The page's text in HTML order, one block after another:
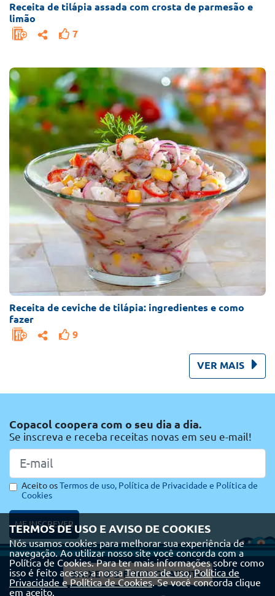
Receita de tilápia assada com crosta de parmesão e
limão
7
Receita de ceviche de tilápia: ingredientes e como
fazer
9
VER MAIS
TERMOS DE USO E AVISO DE COOKIES
Nós usamos cookies para melhorar sua experiência de
navegação. Ao utilizar nosso site você concorda com a
Política de Cookies. Para ter mais informações sobre como
isso é feito acesse a nossaTermos de uso, Política de
Privacidade e Política de Cookies. Se você concorda clique
em aceito.
Copacol coopera com o seu dia a dia.
Se inscreva e receba receitas novas em seu e-mail!
Aceito osTermos de uso, Política de Privacidade e Política de
Cookies
ME INSCREVER
BAIXE O E-BOOK GRATUITO